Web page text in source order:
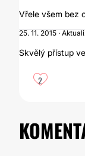
Vřele všem bez
25. 11. 2015 ·
Skvělý přístup
2